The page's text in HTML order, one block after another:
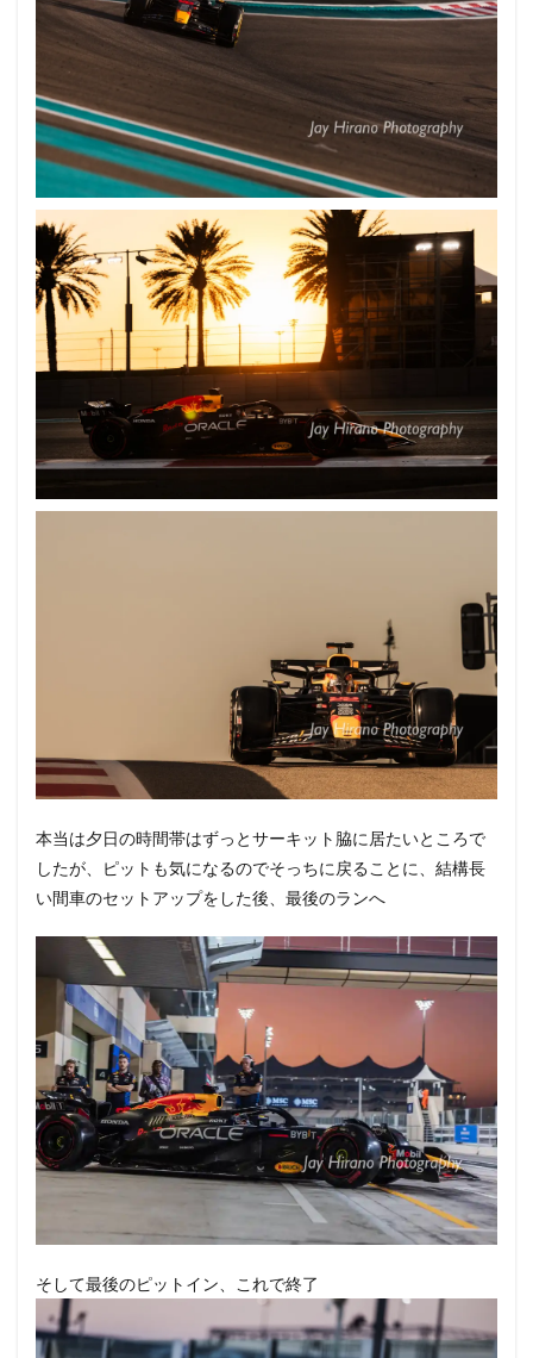
本当は夕日の時間帯はずっとサーキット脇に居たいところで
したが、ピットも気になるのでそっちに戻ることに、結構長
い間車のセットアップをした後、最後のランへ
そして最後のピットイン、これで終了